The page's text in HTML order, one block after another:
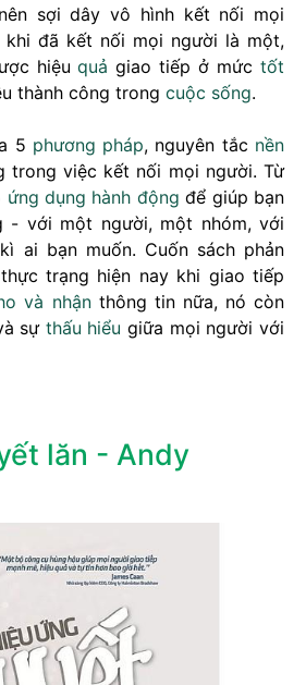
sợi dây vô hình kết nối mọi
khi đã kết nối mọi người là một,
hiệuquả giao tiếp ở mứctốt
thành công trong cuộc sống.
5 phương pháp, nguyên tắc nền
trong việc kết nối mọi người. Từ
ứng dụng hành động để giúp bạn
- với một người, một nhóm, với
ai bạn muốn. Cuốn sách phản
thực trạng hiện nay khi giao tiếp
và nhậnthông tin nữa, nó còn
sự thấu hiểu giữa mọi người với
lăn - Andy